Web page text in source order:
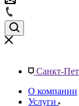
Санкт-
О компании
Услуги